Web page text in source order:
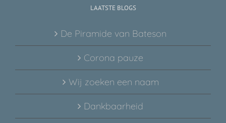
LAATSTE BLOGS
De Piramide van Bateson
Corona pauze
Wij zoeken een naam
Dankbaarheid